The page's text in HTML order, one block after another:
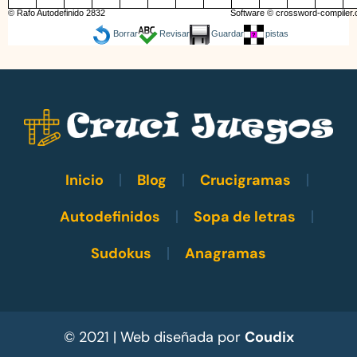
Borrar Revisar Guardar pistas
© Rafo Autodefinido 2832 Software © crossword-
Inicio Blog
Crucigramas
Autodefinidos
Sopa de letras
Sudokus
Anagramas
© 2021 | Web diseñada por Coudix